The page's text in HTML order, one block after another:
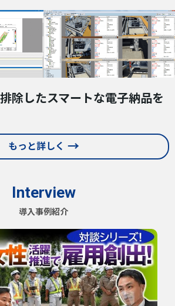
除したスマートな電子納品を
もっと詳しく
Interview
導入事例紹介